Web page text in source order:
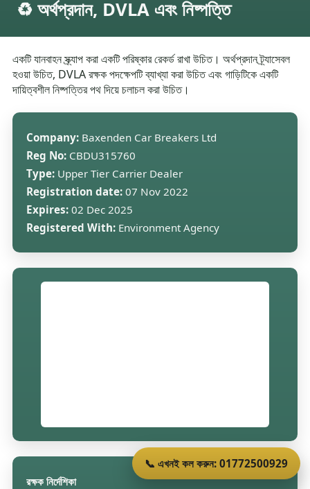
♻️ অর্থপ্রদান, DVLA এবং নিষ্পত্তি
একটি যানবাহন স্ক্র্যাপ করা একটি পরিষ্কার রেকর্ড রাখা উচিত। অর্থপ্রদান ট্র্যাসেবল
হওয়া উচিত, DVLA রক্ষক পদক্ষেপটি ব্যাখ্যা করা উচিত এবং গাড়িটিকে একটি
দায়িত্বশীল নিষ্পত্তির পথ দিয়ে চলাচল করা উচিত।
Company: Baxenden Car Breakers Ltd
Reg No: CBDU315760
Type: Upper Tier Carrier Dealer
Registration date: 07 Nov 2022
Expires: 02 Dec 2025
Registered With: Environment Agency
রক্ষক নির্দেশিকা
📞 এখনই কল করুন: 01772500929